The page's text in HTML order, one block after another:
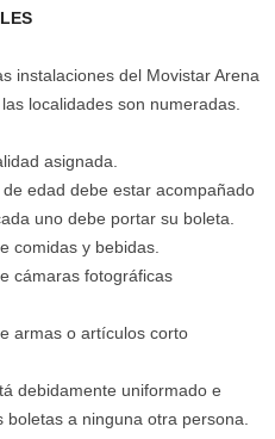
instalaciones del Movistar Arena
localidades son numeradas.
asignada.
edad debe estar acompañado
uno debe portar su boleta.
comidas y bebidas.
cámaras fotográficas
armas o artículos corto
debidamente uniformado e
a ninguna otra persona.